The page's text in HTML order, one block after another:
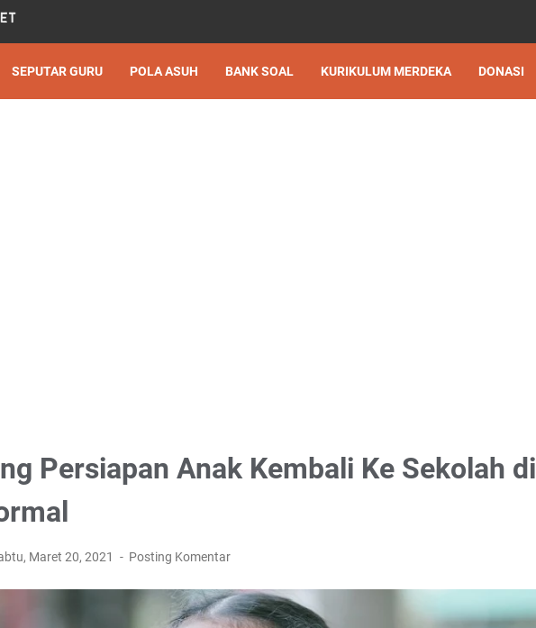
SEPUTAR GURU POLA ASUH BANK SOAL KURIKULUM MERDEKA DONASI
Persiapan Anak Kembali Ke Sekolah di
Maret 20, 2021 Posting Komentar